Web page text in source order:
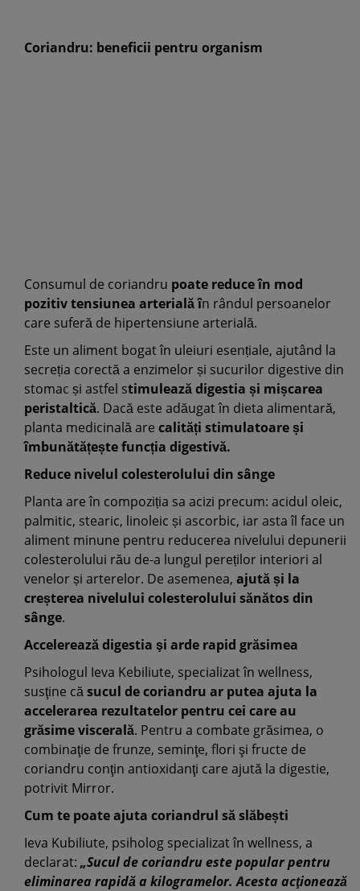
Coriandru: beneficii pentru organism
Consumul de coriandru poate reduce în mod
pozitiv tensiunea arterială în rândul persoanelor
care suferă de hipertensiune arterială.
Este un aliment bogat în uleiuri esențiale, ajutând la
secreția corectă a enzimelor și sucurilor digestive din
stomac și astfel stimulează digestia și mișcarea
peristaltică. Dacă este adăugat în dieta alimentară,
planta medicinală are calități stimulatoare și
îmbunătățește funcția digestivă.
Reduce nivelul colesterolului din sânge
Planta are în compoziția sa acizi precum: acidul oleic,
palmitic, stearic, linoleic și ascorbic, iar asta îl face un
aliment minune pentru reducerea nivelului depunerii
colesterolului rău de-a lungul pereților interiori al
venelor și arterelor. De asemenea, ajută și la
creșterea nivelului colesterolului sănătos din
sânge.
Accelerează digestia şi arde rapid grăsimea
Psihologul Ieva Kebiliute, specializat în wellness,
susţine căsucul de coriandru ar putea ajuta la
accelerarea rezultatelor pentru cei care au
grăsime viscerală. Pentru a combate grăsimea, o
combinaţie de frunze, seminţe, flori şi fructe de
coriandru conţin antioxidanţi care ajută la digestie,
potrivit Mirror.
Cum te poate ajuta coriandrul să slăbești
Ieva Kubiliute, psiholog specializat în wellness, a
declarat: „Sucul de coriandru este popular pentru
eliminarea rapidă a kilogramelor. Acesta acţionează